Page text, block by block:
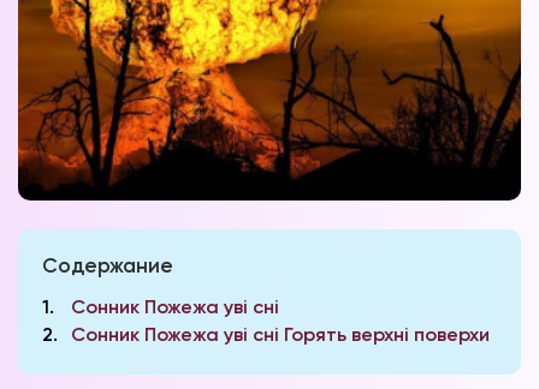
Содержание
1
Сонник Пожежа уві сні
2
Сонник Пожежа уві сні Горять верхні поверхи